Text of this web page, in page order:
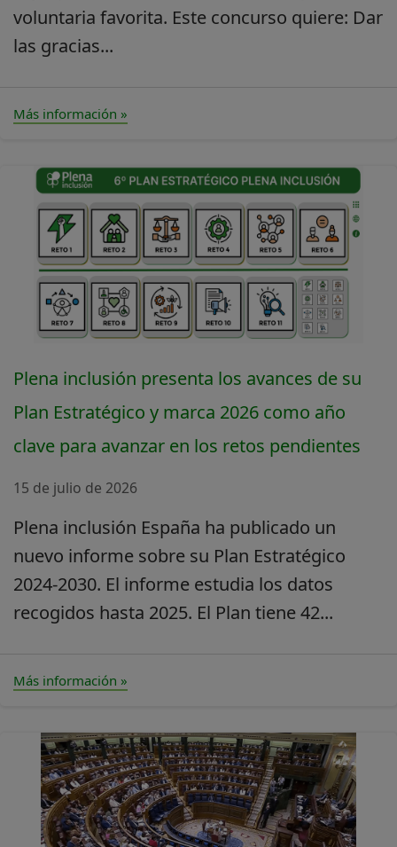
voluntaria favorita. Este concurso quiere: Dar
las gracias...
Más información »
Plena inclusión presenta los avances de su
Plan Estratégico y marca 2026 como año
clave para avanzar en los retos pendientes
15 de julio de 2026
Plena inclusión España ha publicado un
nuevo informe sobre su Plan Estratégico
2024-2030. El informe estudia los datos
recogidos hasta 2025. El Plan tiene 42...
Más información »